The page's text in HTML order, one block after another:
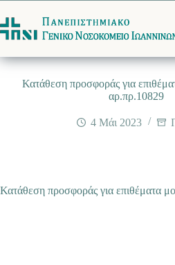
στο
περιεχόμενο
Κατάθεση προσφοράς για
αρ.πρ.10829
4 Μάι 2023
Κατάθεση προσφοράς για επιθέματα